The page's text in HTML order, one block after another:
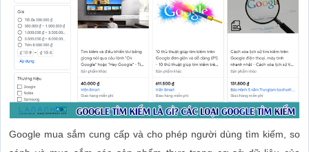
Google mua sắm cung cấp và cho phép người dùng tìm kiếm, so